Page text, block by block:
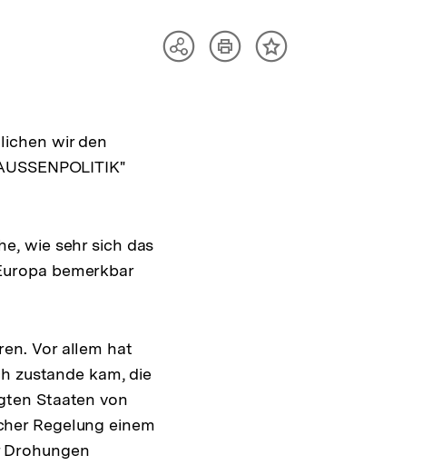
TeilenArtikelInhalt
wir den
wie sehr sich das
bemerkbar
Vor allem hat
zustande kam, die
Staaten von
Regelung einem
Drohungen